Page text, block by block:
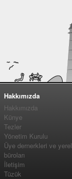
Hakkımızda
Hakkımızda
Künye
Tezler
Yönetim Kurulu
Üye dernerkleri ve yerel
büroları
İletişim
Tüzük